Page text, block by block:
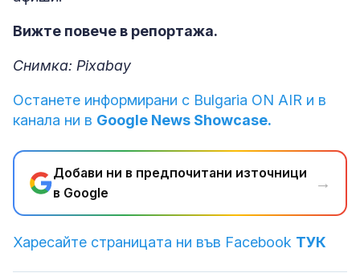
Вижте повече в репортажа.
Снимка: Pixabay
Останете информирани с Bulgaria ON AIR и в
канала ни в Google News Showcase.
Добави ни в предпочитани източници
в Google
→
Харесайте страницата ни във Facebook ТУК